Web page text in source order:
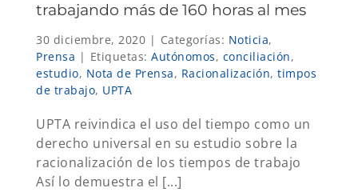
trabajando más de 160 horas al mes
30 diciembre, 2020 | Categorías: Noticia,
Prensa | Etiquetas: Autónomos, conciliación,
estudio, Nota de Prensa, Racionalización, timpos
de trabajo, UPTA
UPTA reivindica el uso del tiempo como un
derecho universal en su estudio sobre la
racionalización de los tiempos de trabajo
Así lo demuestra el [...]